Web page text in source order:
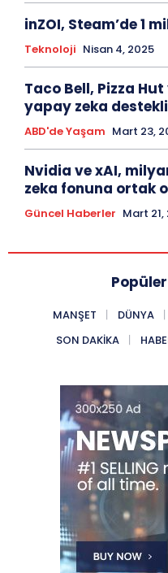
inZOI, Steam’de 1
Teknoloji Nisan 4, 2025
Taco Bell, Pizza
yapay zeka
ABD'de Yaşam Mart 23,
Nvidia ve xAI,
zeka fonuna ortak
Güncel Haberler Mart 21,
MANŞET DÜNYA
SON DAKIKA